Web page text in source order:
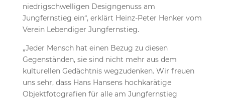
niedrigschwelligen Designgenuss am
Jungfernstieg ein“, erklärt Heinz-Peter Henker vom
Verein Lebendiger Jungfernstieg.
„Jeder Mensch hat einen Bezug zu diesen
Gegenständen, sie sind nicht mehr aus dem
kulturellen Gedächtnis wegzudenken. Wir freuen
uns sehr, dass Hans Hansens hochkarätige
Objektfotografien für alle am Jungfernstieg